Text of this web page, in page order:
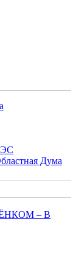
Дума
– В